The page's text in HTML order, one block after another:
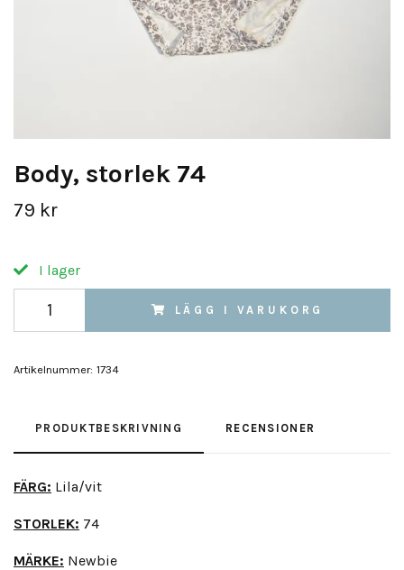
Body, storlek 74
79 kr
I lager
LÄGG I VARUKORG
Artikelnummer: 1734
PRODUKTBESKRIVNING RECENSIONER
FÄRG: Lila/vit
STORLEK: 74
MÄRKE: Newbie